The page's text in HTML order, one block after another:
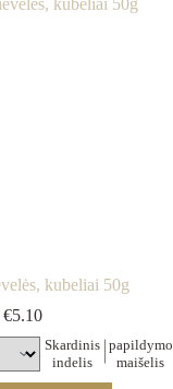
kubeliai 50g
€5.10
Skardinis
indelis
papildymo
maišelis